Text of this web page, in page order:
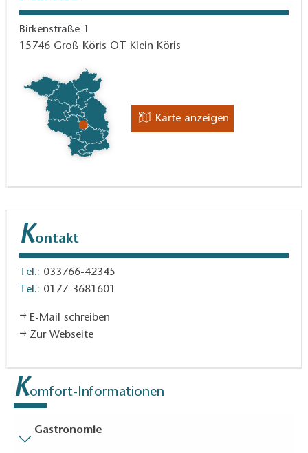
Birkenstraße 1
15746 Groß Köris OT Klein Köris
Karte anzeigen
Kontakt
Tel.: 033766-42345
Tel.: 0177-3681601
E-Mail schreiben
Zur Webseite
Komfort-Informationen
Gastronomie